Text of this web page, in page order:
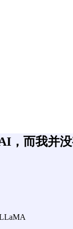
，而我并